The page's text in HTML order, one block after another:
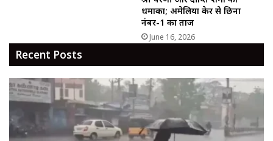
धमाका; अमेलिया केर से छिना
नंबर-1 का ताज
June 16, 2026
Recent Posts